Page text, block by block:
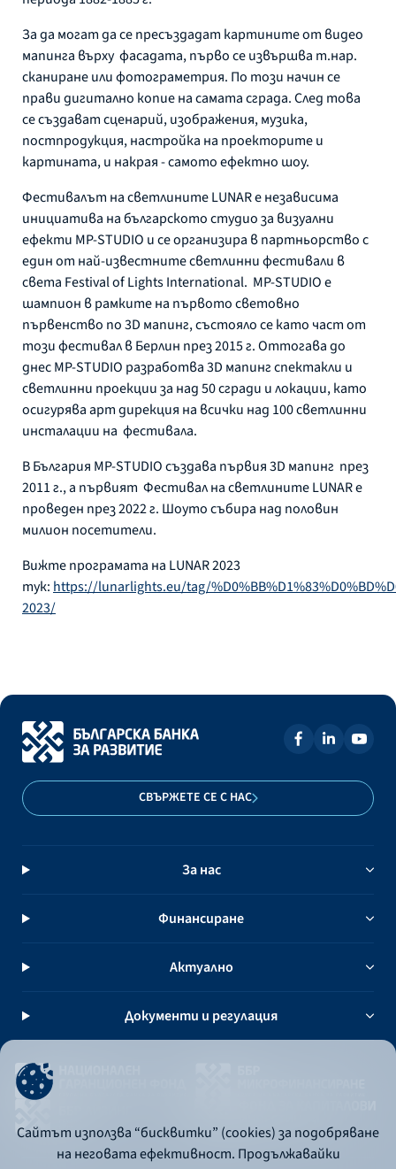
За да могат да се пресъздадат картините от видео
мапинга върху фасадата, първо се извършва т.нар.
сканиране или фотограметрия. По този начин се
прави дигитално копие на самата сграда. След това
се създават сценарий, изображения, музика,
постпродукция, настройка на проекторите и
картината, и накрая - самото ефектно шоу.
Фестивалът на светлините LUNAR e независима
инициатива на българското студио за визуални
ефекти MP-STUDIO и се организира в партньорство с
един от най-известните светлинни фестивали в
света Festival of Lights International. MP-STUDIO е
шампион в рамките на първото световно
първенство по 3D мапинг, състояло се като част от
този фестивал в Берлин през 2015 г. Оттогава до
днес MP-STUDIO разработва 3D мапинг спектакли и
светлинни проекции за над 50 сгради и локации, като
осигурява арт дирекция на всички над 100 светлинни
инсталации на фестивала.
В България MP-STUDIO създава първия 3D мапинг през
2011 г., а първият Фестивал на светлините LUNAR е
проведен през 2022 г. Шоуто събира над половин
милион посетители.
Вижте програмата на LUNAR 2023
тук: https://lunarlights.eu/tag/
2023/
СВЪРЖЕТЕ СЕ С НАС
За нас
Финансиране
Актуално
Документи и регулация
Сайтът използва “бисквитки” (cookies) за подобряване
на неговата ефективност. Продължавайки